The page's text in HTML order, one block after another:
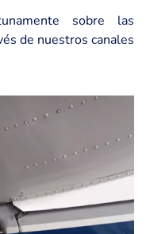
sobre las
de nuestros canales